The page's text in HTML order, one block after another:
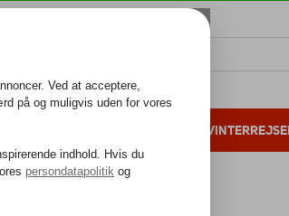
25 års erfaring